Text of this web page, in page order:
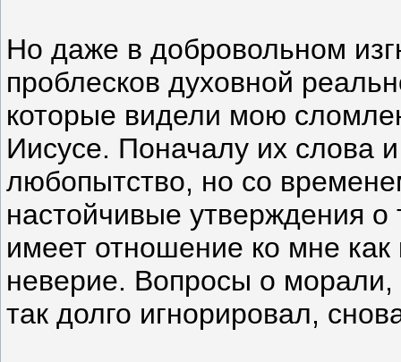
Но даже в добровольном
проблесков духовной
которые видели мою
Иисусе. Поначалу их слова
любопытство, но со
настойчивые утверждения
имеет отношение ко мне
неверие. Вопросы о
так долго игнорировал,